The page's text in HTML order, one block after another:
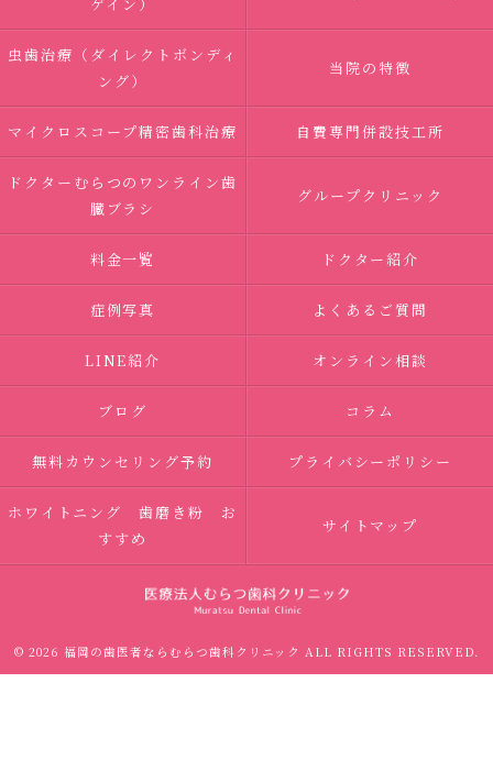
虫歯治療（ダイレクトボンディ
ング）
当院の特徴
マイクロスコープ精密歯科治療 自費専門併設技工所
ドクターむらつのワンライン歯
臓ブラシ
グループクリニック
料金一覧 ドクター紹介
症例写真 よくあるご質問
LINE紹介 オンライン相談
ブログ コラム
無料カウンセリング予約 プライバシーポリシー
ホワイトニング 歯磨き粉 お
すすめ
サイトマップ
© 2026 福岡の歯医者ならむらつ歯科クリニック ALL RIGHTS RESERVED.